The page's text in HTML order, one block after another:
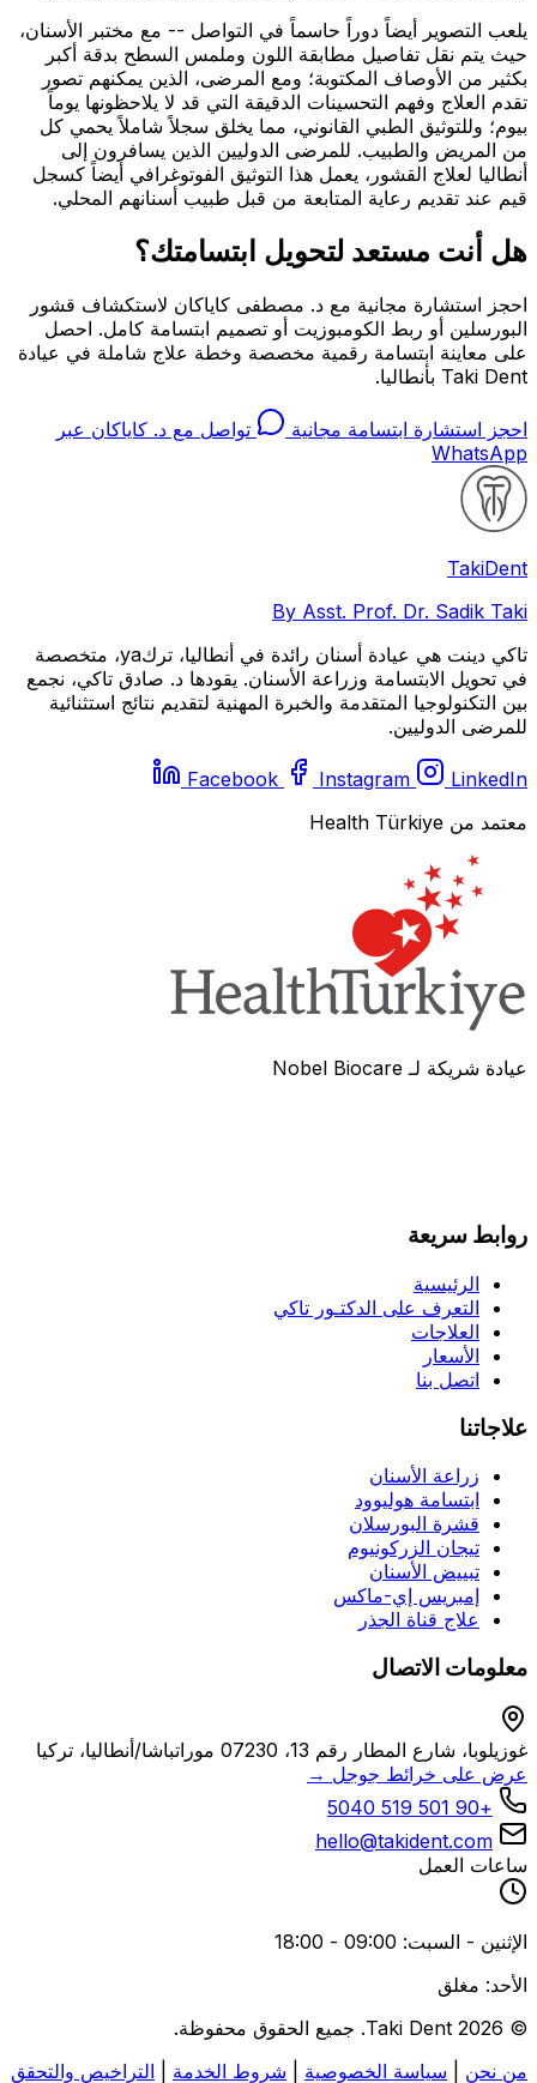
يلعب التصوير أيضاً دوراً حاسماً في التواصل -- مع مختبر الأسنان،
حيث يتم نقل تفاصيل مطابقة اللون وملمس السطح بدقة أكبر
بكثير من الأوصاف المكتوبة؛ ومع المرضى، الذين يمكنهم تصور
تقدم العلاج وفهم التحسينات الدقيقة التي قد لا يلاحظونها يوماً
بيوم؛ وللتوثيق الطبي القانوني، مما يخلق سجلاً شاملاً يحمي كل
من المريض والطبيب. للمرضى الدوليين الذين يسافرون إلى
أنطاليا لعلاج القشور، يعمل هذا التوثيق الفوتوغرافي أيضاً كسجل
قيم عند تقديم رعاية المتابعة من قبل طبيب أسنانهم المحلي.
هل أنت مستعد لتحويل ابتسامتك؟
احجز استشارة مجانية مع د. مصطفى كاياكان لاستكشاف قشور
البورسلين أو ربط الكومبوزيت أو تصميم ابتسامة كامل. احصل
على معاينة ابتسامة رقمية مخصصة وخطة علاج شاملة في عيادة
Taki Dent بأنطاليا.
احجز استشارة ابتسامة مجانية
تواصل مع د. كاياكان عبر
WhatsApp
TakiDent
By Asst. Prof. Dr. Sadik Taki
تاكي دينت هي عيادة أسنان رائدة في أنطاليا، تركya، متخصصة
في تحويل الابتسامة وزراعة الأسنان. يقودها د. صادق تاكي، نجمع
بين التكنولوجيا المتقدمة والخبرة المهنية لتقديم نتائج استثنائية
للمرضى الدوليين.
Facebook Instagram
LinkedIn
معتمد من Health Türkiye
عيادة شريكة لـ Nobel Biocare
روابط سريعة
الرئيسية
التعرف على الدكتـور تاكي
العلاجات
الأسعار
اتصل بنا
علاجاتنا
زراعة الأسنان
ابتسامة هوليوود
قشرة البورسلان
تيجان الزركونيوم
تبييض الأسنان
إمبريس إي-ماكس
علاج قناة الجذر
معلومات الاتصال
غوزيلوبا، شارع المطار رقم 13، 07230 موراتباشا/أنطاليا، تركيا
عرض على خرائط جوجل →
+90 501 519 5040
hello@takident.com
ساعات العمل
الإثنين - السبت: 09:00 - 18:00
الأحد: مغلق
© 2026 Taki Dent. جميع الحقوق محفوظة.
من نحن
سياسة الخصوصية شروط الخدمة
التراخيص والتحقق